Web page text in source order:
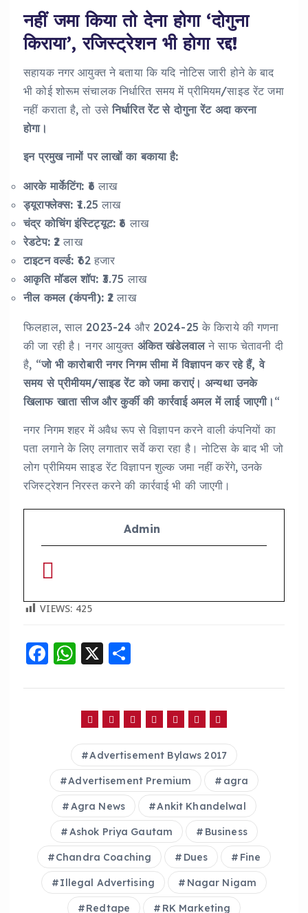
नहीं जमा किया तो देना होगा ‘दोगुना
किराया’, रजिस्ट्रेशन भी होगा रद्द!
सहायक नगर आयुक्त ने बताया कि यदि नोटिस जारी होने के बाद
भी कोई शोरूम संचालक निर्धारित समय में प्रीमियम/साइड रेंट जमा
नहीं कराता है, तो उसेनिर्धारित रेंट से दोगुना रेंट अदा करना
होगा।
इन प्रमुख नामों पर लाखों का बकाया है:
आरके मार्केटिंग: ₹6 लाख
ड्यूराफ्लेक्स: ₹1.25 लाख
चंद्र कोचिंग इंस्टिट्यूट: ₹6 लाख
रेडटेप:₹2 लाख
टाइटन वर्ल्ड: ₹62 हजार
आकृति मॉडल शॉप: ₹3.75 लाख
नील कमल (कंपनी):₹2 लाख
फिलहाल, साल 2023-24 और 2024-25 के किराये की गणना
की जा रही है। नगर आयुक्त अंकित खंडेलवालने साफ चेतावनी दी
है, “जो भी कारोबारी नगर निगम सीमा में विज्ञापन कर रहे हैं, वे
समय से प्रीमीयम/साइड रेंट को जमा कराएं। अन्यथा उनके
खिलाफ खाता सीज और कुर्की की कार्रवाई अमल में लाई जाएगी। “
नगर निगम शहर में अवैध रूप से विज्ञापन करने वाली कंपनियों का
पता लगाने के लिए लगातार सर्वे करा रहा है। नोटिस के बाद भी जो
लोग प्रीमियम साइड रेंट विज्ञापन शुल्क जमा नहीं करेंगे, उनके
रजिस्ट्रेशन निरस्त करने की कार्रवाई भी की जाएगी।
Admin
VIEWS: 425
F
c
o
o
k
W
a
ts
A
p
p
X
a
re
Advertisement Bylaws 2017
Advertisement Premium agra
Agra News Ankit Khandelwal
Ashok Priya Gautam Business
Chandra Coaching Dues Fine
Illegal Advertising Nagar Nigam
Redtape RK Marketing